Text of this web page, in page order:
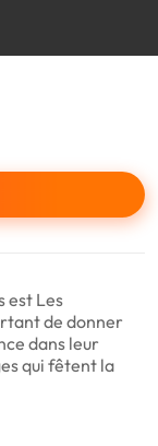
est Les
de donner
dans leur
qui fêtent la